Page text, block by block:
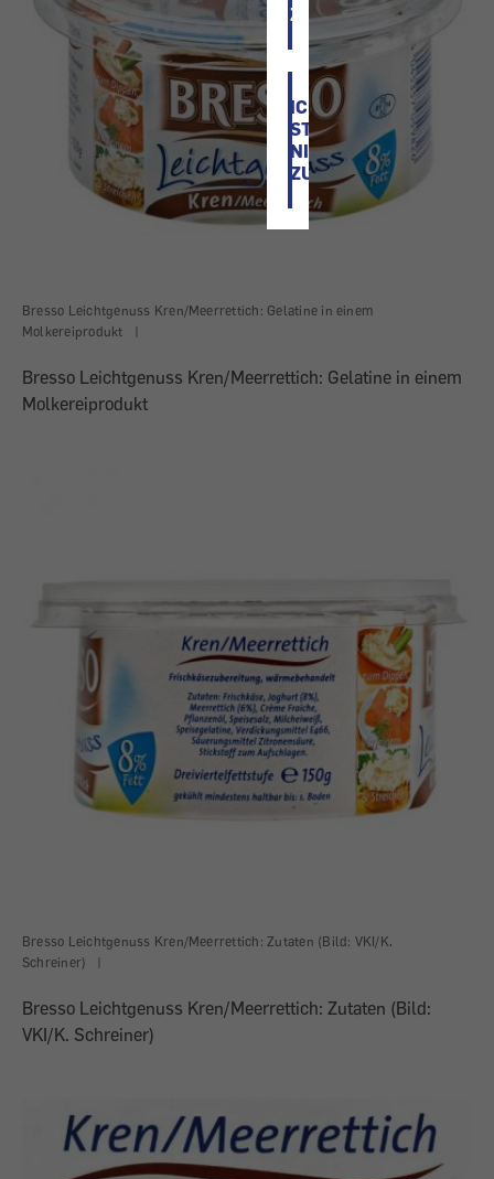
ZU
ICH
STIMME
NICHT
ZU
Bresso Leichtgenuss Kren/Meerrettich: Gelatine in einem
Molkereiprodukt
|
Bresso Leichtgenuss Kren/Meerrettich: Gelatine in einem
Molkereiprodukt
Bresso Leichtgenuss Kren/Meerrettich: Zutaten (Bild: VKI/K.
Schreiner)
|
Bresso Leichtgenuss Kren/Meerrettich: Zutaten (Bild:
VKI/K. Schreiner)